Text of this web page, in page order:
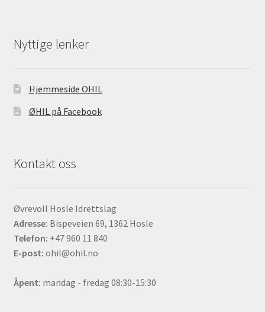
Nyttige lenker
Hjemmeside OHIL
ØHIL på Facebook
Kontakt oss
Øvrevoll Hosle Idrettslag
Adresse: Bispeveien 69, 1362 Hosle
Telefon: +47 960 11 840
E-post: ohil@ohil.no
Åpent: mandag - fredag 08:30-15:30